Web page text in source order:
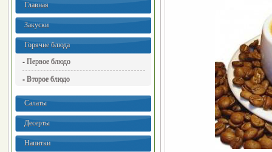
Главная
Закуски
Горячие блюда
- Первое блюдо
- Второе блюдо
Салаты
Десерты
Напитки